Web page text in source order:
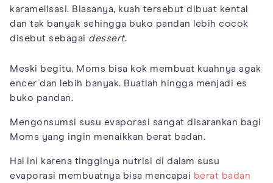
karamelisasi. Biasanya, kuah tersebut dibuat kental
dan tak banyak sehingga buko pandan lebih cocok
disebut sebagai dessert.
Meski begitu, Moms bisa kok membuat kuahnya agak
encer dan lebih banyak. Buatlah hingga menjadi es
buko pandan.
Mengonsumsi susu evaporasi sangat disarankan bagi
Moms yang ingin menaikkan berat badan.
Hal ini karena tingginya nutrisi di dalam susu
evaporasi membuatnya bisa mencapai berat badan